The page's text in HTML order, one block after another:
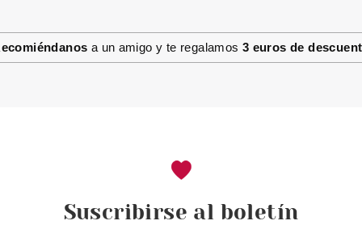
a un amigo y te regalamos 3 euros de
Suscribirse al boletín